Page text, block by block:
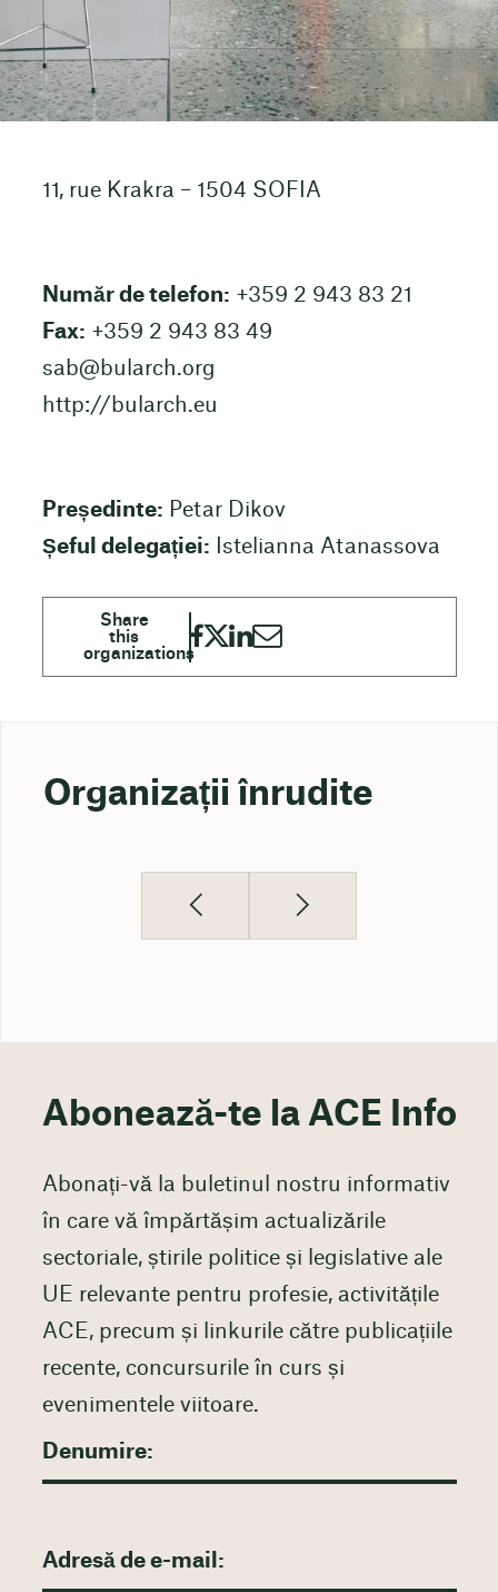
11, rue Krakra – 1504 SOFIA
Număr de telefon: +359 2 943 83 21
Fax: +359 2 943 83 49
sab@bularch.org
http://bularch.eu
Președinte: Petar Dikov
Șeful delegației: Istelianna Atanassova
Organizații înrudite
Abonează-te la ACE Info
Abonați-vă la buletinul nostru informativ
în care vă împărtășim actualizările
sectoriale, știrile politice și legislative ale
UE relevante pentru profesie, activitățile
ACE, precum și linkurile către publicațiile
recente, concursurile în curs și
evenimentele viitoare.